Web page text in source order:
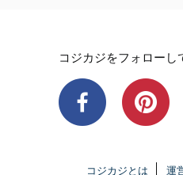
コジカジをフォローし
コジカジとは 運